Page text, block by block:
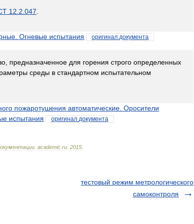
12 2 047
Огневые испытания оригинал документа
предназначенное для горения строго определенных
среды в стандартном испытательном
пожаротушения автоматические Оросители
испытания оригинал документа
academic ru 2015
тестовый режим метрологического
самоконтроля